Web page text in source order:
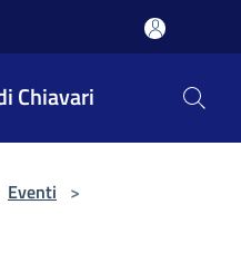
Chiavari
Eventi >